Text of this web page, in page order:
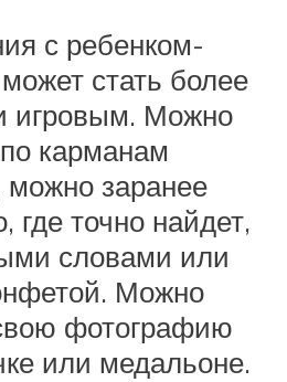
с ребенком-
стать более
игровым. Можно
карманам
можно заранее
где точно найдет,
словами или
Можно
фотографию
или медальоне.